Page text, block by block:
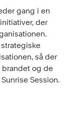
gang i en
der
så der
brandet og de
Session.